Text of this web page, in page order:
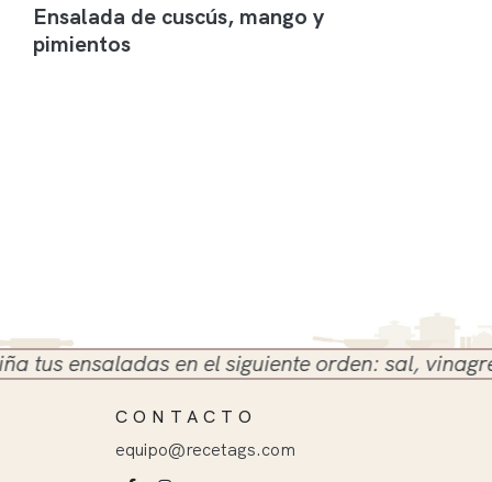
Ensalada de cuscús, mango y
pimientos
ensaladas en el siguiente orden: sal, vinagre y
CONTACTO
equipo@recetags.com